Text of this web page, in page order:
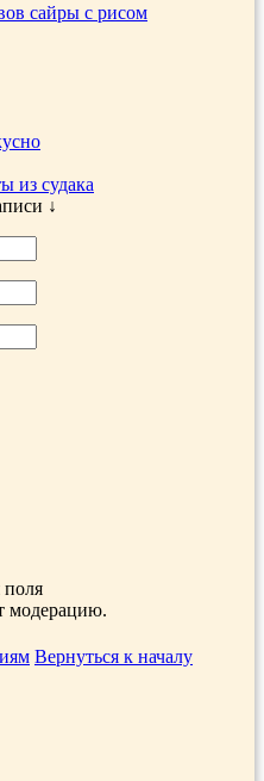
сайры с рисом
из судака
↓
поля
модерацию.
Вернуться к началу